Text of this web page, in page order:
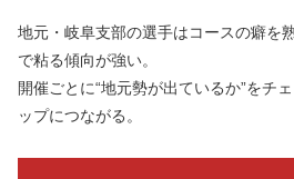
地元・岐阜支部の選手はコースの癖を
で粘る傾向が強い。
開催ごとに“地元勢が出ているか”をチ
ップにつながる。